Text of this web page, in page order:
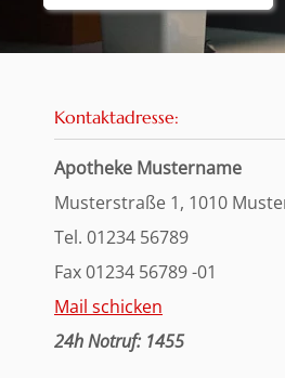
Kontaktadresse:
Apotheke Mustername
Musterstraße 1, 1010
Tel. 01234 56789
Fax 01234 56789 -01
Mail schicken
24h Notruf: 1455